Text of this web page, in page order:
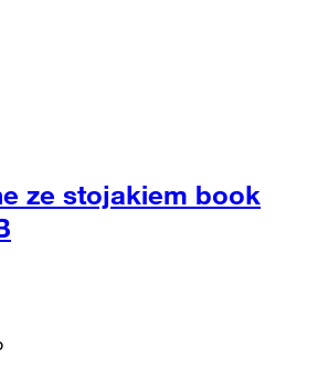
ze stojakiem book